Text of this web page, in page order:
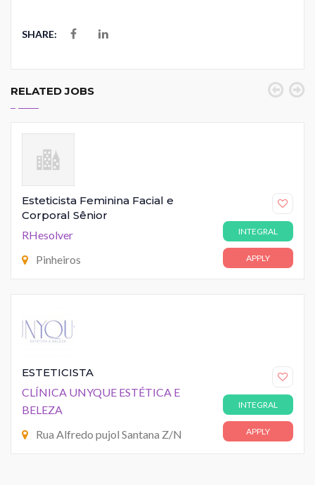
SHARE:
RELATED JOBS
Esteticista Feminina Facial e
Corporal Sênior
RHesolver
Pinheiros
INTEGRAL
APPLY
ESTETICISTA
CLÍNICA UNYQUE ESTÉTICA E
BELEZA
Rua Alfredo pujol Santana Z/N
INTEGRAL
APPLY